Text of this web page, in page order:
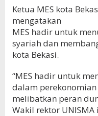
Ketua MES kota
mengatakan
MES hadir untuk
syariah dan
kota Bekasi.
“MES hadir untuk
dalam
melibatkan peran
Wakil rektor UNISMA